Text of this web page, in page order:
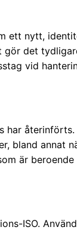
ett nytt,
gör det
vid
har
bland annat
är
ISO.